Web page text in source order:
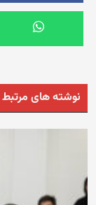
نوشته های مرتبط